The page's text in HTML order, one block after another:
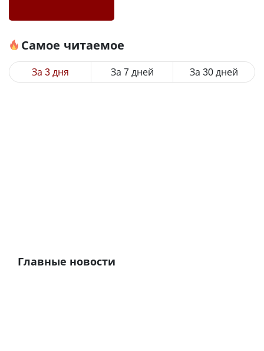
Самое читаемое
За 3 дня За 7 дней За 30 дней
Главные новости